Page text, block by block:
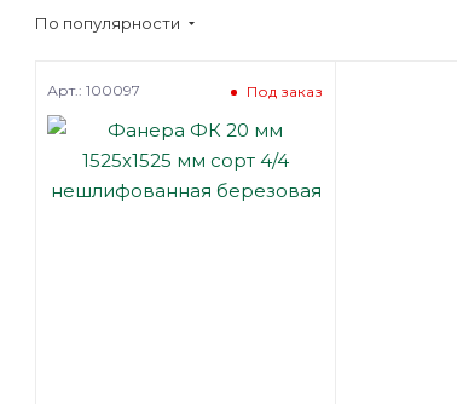
По популярности
Под заказ
Арт.: 100097